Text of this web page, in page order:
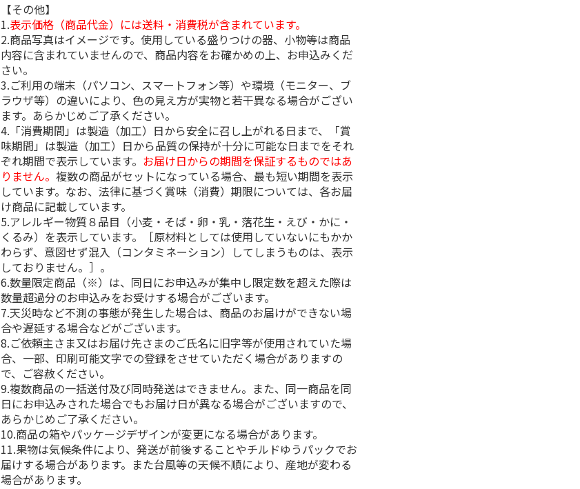
【その他】
1.表示価格（商品代金）には送料・消費税が含まれています。
2.商品写真はイメージです。使用している盛りつけの器、小物等は商品
内容に含まれていませんので、商品内容をお確かめの上、お申込みくだ
さい。
3.ご利用の端末（パソコン、スマートフォン等）や環境（モニター、ブ
ラウザ等）の違いにより、色の見え方が実物と若干異なる場合がござい
ます。あらかじめご了承ください。
4.「消費期間」は製造（加工）日から安全に召し上がれる日まで、「賞
味期間」は製造（加工）日から品質の保持が十分に可能な日までをそれ
ぞれ期間で表示しています。 お届け日からの期間を保証するものではあ
りません。複数の商品がセットになっている場合、最も短い期間を表示
しています。なお、法律に基づく賞味（消費）期限については、各お届
け商品に記載しています。
5.アレルギー物質８品目（小麦・そば・卵・乳・落花生・えび・かに・
くるみ）を表示しています。［原材料としては使用していないにもかか
わらず、意図せず混入（コンタミネーション）してしまうものは、表示
しておりません。］。
6.数量限定商品（※）は、同日にお申込みが集中し限定数を超えた際は
数量超過分のお申込みをお受けする場合がございます。
7.天災時など不測の事態が発生した場合は、商品のお届けができない場
合や遅延する場合などがございます。
8.ご依頼主さま又はお届け先さまのご氏名に旧字等が使用されていた場
合、一部、印刷可能文字での登録をさせていただく場合がありますの
で、ご容赦ください。
9.複数商品の一括送付及び同時発送はできません。また、同一商品を同
日にお申込みされた場合でもお届け日が異なる場合がございますので、
あらかじめご了承ください。
10.商品の箱やパッケージデザインが変更になる場合があります。
11.果物は気候条件により、発送が前後することやチルドゆうパックでお
届けする場合があります。また台風等の天候不順により、産地が変わる
場合があります。